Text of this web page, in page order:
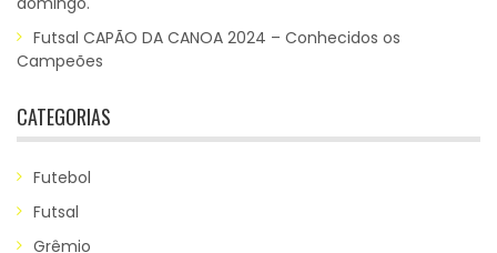
Futsal CAPÃO DA CANOA 2024 – Conhecidos os
Campeões
CATEGORIAS
Futebol
Futsal
Grêmio